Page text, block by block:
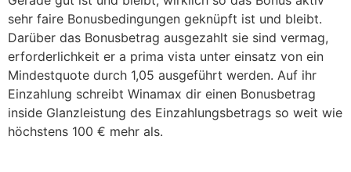
sehr faire Bonusbedingungen geknüpft ist und bleibt.
Darüber das Bonusbetrag ausgezahlt sie sind vermag,
erforderlichkeit er a prima vista unter einsatz von ein
Mindestquote durch 1,05 ausgeführt werden. Auf ihr
Einzahlung schreibt Winamax dir einen Bonusbetrag
inside Glanzleistung des Einzahlungsbetrags so weit wie
höchstens 100 € mehr als.